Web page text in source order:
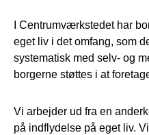
I Centrumværkstedet har
eget liv i det omfang, som
systematisk med selv- og
borgerne støttes i at
Vi arbejder ud fra en
på indflydelse på eget liv.